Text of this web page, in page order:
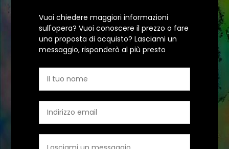
Vuoi chiedere maggiori informazioni
sull'opera? Vuoi conoscere il prezzo o fare
una proposta di acquisto? Lasciami un
messaggio, risponderò al più presto